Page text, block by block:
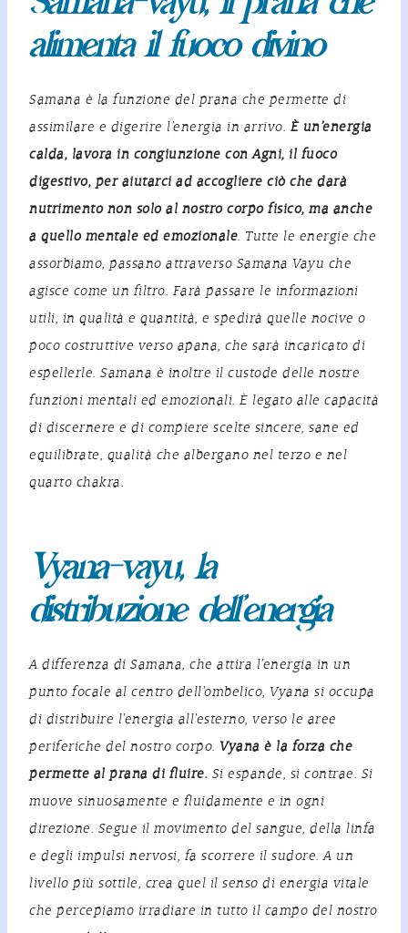
alimenta il fuoco divino
Samana è la funzione del prana che permette di
assimilare e digerire l’energia in arrivo. È un’energia
calda, lavora in congiunzione con Agni, il fuoco
digestivo, per aiutarci ad accogliere ciò che darà
nutrimento non solo al nostro corpo fisico, ma anche
a quello mentale ed emozionale. Tutte le energie che
assorbiamo, passano attraverso Samana Vayu che
agisce come un filtro. Farà passare le informazioni
utili, in qualità e quantità, e spedirà quelle nocive o
poco costruttive verso apana, che sarà incaricato di
espellerle. Samana è inoltre il custode delle nostre
funzioni mentali ed emozionali. È legato alle capacità
di discernere e di compiere scelte sincere, sane ed
equilibrate, qualità che albergano nel terzo e nel
quarto chakra.
Vyana-vayu, la
distribuzione dell’energia
A differenza di Samana, che attira l’energia in un
punto focale al centro dell’ombelico, Vyana si occupa
di distribuire l’energia all’esterno, verso le aree
periferiche del nostro corpo. Vyana è la forza che
permette al prana di fluire. Si espande, si contrae. Si
muove sinuosamente e fluidamente e in ogni
direzione. Segue il movimento del sangue, della linfa
e degli impulsi nervosi, fa scorrere il sudore. A un
livello più sottile, crea quel il senso di energia vitale
che percepiamo irradiare in tutto il campo del nostro